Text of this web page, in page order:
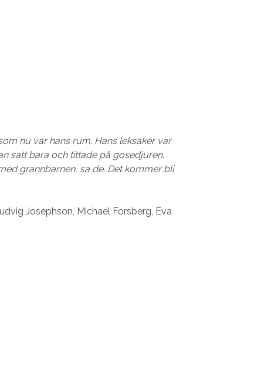
nu var hans rum. Hans leksaker var
satt bara och tittade på gosedjuren,
grannbarnen, sa de. Det kommer bli
Josephson, Michael Forsberg, Eva